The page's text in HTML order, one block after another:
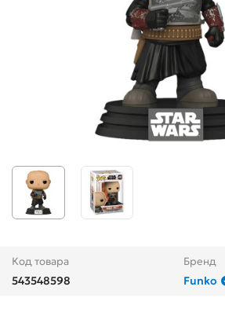
Код товара
543548598
Бренд
Funko